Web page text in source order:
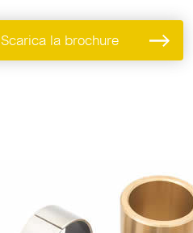
Scarica la brochure